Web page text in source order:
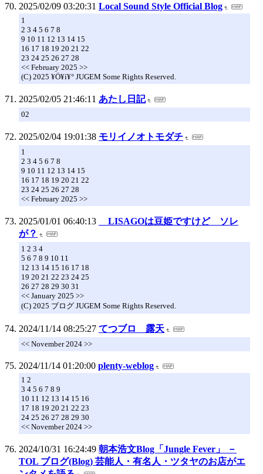
2025/02/09 03:20:31 Local Sound Style Official Blog
1
2 3 4 5 6 7 8
9 10 11 12 13 14 15
16 17 18 19 20 21 22
23 24 25 26 27 28
<< February 2025 >>
(C) 2025 ¥Ö¥í¥° JUGEM Some Rights Reserved.
2025/02/05 21:46:11 あたし日記
02
2025/02/04 19:01:38 モリイノオトモダチ
1
2 3 4 5 6 7 8
9 10 11 12 13 14 15
16 17 18 19 20 21 22
23 24 25 26 27 28
<< February 2025 >>
2025/01/01 06:40:13
LISAGOは豆姫ですけど ソレ
が？
1 2 3 4
5 6 7 8 9 10 11
12 13 14 15 16 17 18
19 20 21 22 23 24 25
26 27 28 29 30 31
<< January 2025 >>
(C) 2025 ブログ JUGEM Some Rights Reserved.
2024/11/14 08:25:27 てつブロ 露天
<< November 2024 >>
2024/11/14 01:20:00 plenty-weblog
1 2
3 4 5 6 7 8 9
10 11 12 13 14 15 16
17 18 19 20 21 22 23
24 25 26 27 28 29 30
<< November 2024 >>
2024/10/31 16:24:49 朝本浩文Blog「Jungle Fever」 －
TOL ブログ(Blog) 芸能人・有名人・ツタヤのお店がエ